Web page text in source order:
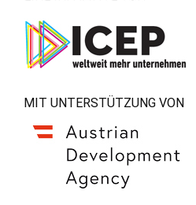
MIT UNTERSTÜTZUNG VON